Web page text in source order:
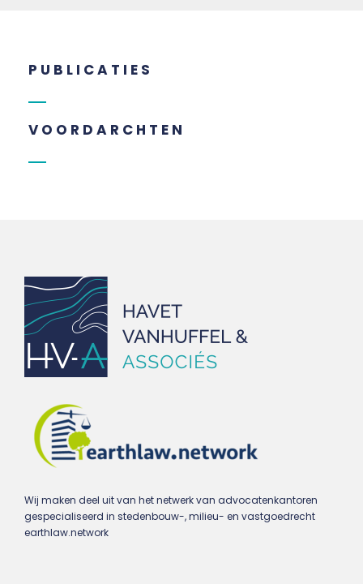
PUBLICATIES
VOORDARCHTEN
Wij maken deel uit van het netwerk van advocatenkantoren
gespecialiseerd in stedenbouw-, milieu- en vastgoedrecht
earthlaw.network